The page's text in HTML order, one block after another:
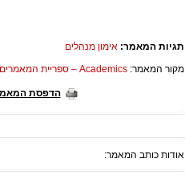
תגיות המאמר: אימון מנהלים
מקור המאמר: Academics – ספריית המאמרים של ישראל
הדפסת
אודות כותב המאמר: